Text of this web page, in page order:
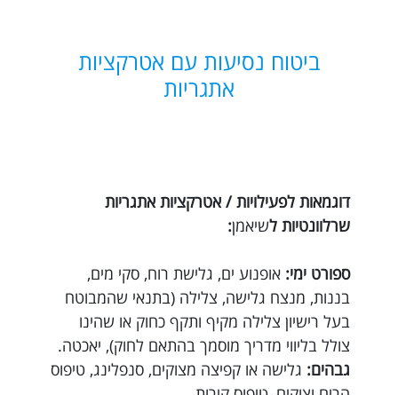
ביטוח נסיעות עם אטרקציות
אתגריות
דוגמאות לפעילויות / אטרקציות אתגריות
שרלוונטיות לשיאמן:
ספורט ימי: אופנוע ים, גלישת רוח, סקי מים,
בננות, מנצח גלישה, צלילה (בתנאי שהמבוטח
בעל רישיון צלילה מקיף ותקף כחוק או שהינו
צולל בליווי מדריך מוסמך בהתאם לחוק), יאכטה.
גבהים: גלישה או קפיצה מצוקים, סנפלינג, טיפוס